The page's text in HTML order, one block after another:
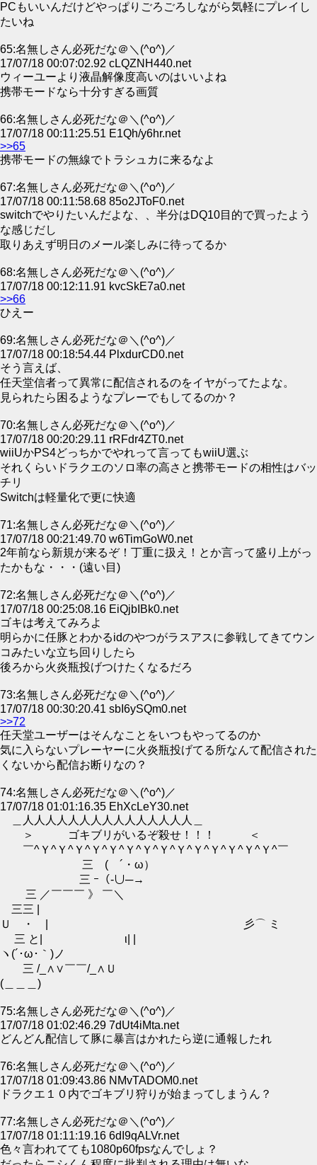
PCもいいんだけどやっぱりごろごろしながら気軽にプレイし
たいね
65:名無しさん必死だな＠＼(^o^)／
17/07/18 00:07:02.92 cLQZNH440.net
ウィーユーより液晶解像度高いのはいいよね
携帯モードなら十分すぎる画質
66:名無しさん必死だな＠＼(^o^)／
17/07/18 00:11:25.51 E1Qh/y6hr.net
>>65
携帯モードの無線でトラシュカに来るなよ
67:名無しさん必死だな＠＼(^o^)／
17/07/18 00:11:58.68 85o2JToF0.net
switchでやりたいんだよな、、半分はDQ10目的で買ったよう
な感じだし
取りあえず明日のメール楽しみに待ってるか
68:名無しさん必死だな＠＼(^o^)／
17/07/18 00:12:11.91 kvcSkE7a0.net
>>66
ひえー
69:名無しさん必死だな＠＼(^o^)／
17/07/18 00:18:54.44 PlxdurCD0.net
そう言えば、
任天堂信者って異常に配信されるのをイヤがってたよな。
見られたら困るようなプレーでもしてるのか？
70:名無しさん必死だな＠＼(^o^)／
17/07/18 00:20:29.11 rRFdr4ZT0.net
wiiUかPS4どっちかでやれって言ってもwiiU選ぶ
それくらいドラクエのソロ率の高さと携帯モードの相性はバッ
チリ
Switchは軽量化で更に快適
71:名無しさん必死だな＠＼(^o^)／
17/07/18 00:21:49.70 w6TimGoW0.net
2年前なら新規が来るぞ！丁重に扱え！とか言って盛り上がっ
たかもな・・・(遠い目)
72:名無しさん必死だな＠＼(^o^)／
17/07/18 00:25:08.16 EiQjbIBk0.net
ゴキは考えてみろよ
明らかに任豚とわかるidのやつがラスアスに参戦してきてウン
コみたいな立ち回りしたら
後ろから火炎瓶投げつけたくなるだろ
73:名無しさん必死だな＠＼(^o^)／
17/07/18 00:30:20.41 sbI6ySQm0.net
>>72
任天堂ユーザーはそんなことをいつもやってるのか
気に入らないプレーヤーに火炎瓶投げてる所なんて配信された
くないから配信お断りなの？
74:名無しさん必死だな＠＼(^o^)／
17/07/18 01:01:16.35 EhXcLeY30.net
＿人人人人人人人人人人人人人人人＿
＞ ゴキブリがいるぞ殺せ！！！ ＜
￣^Ｙ^Ｙ^Ｙ^Ｙ^Ｙ^Ｙ^Ｙ^Ｙ^Ｙ^Ｙ^Ｙ^Ｙ^Ｙ^Ｙ^￣
三 ( ´・ω）
三 ｰ（‐∪─→
三 ／￣￣￣ 》 ￣＼
三三 |
Ｕ ・ | 彡⌒ ミ
三 と| ι| |
ヽ(´･ω･｀)ノ
三 /_∧∨￣￣/_∧Ｕ
(＿＿＿)
75:名無しさん必死だな＠＼(^o^)／
17/07/18 01:02:46.29 7dUt4iMta.net
どんどん配信して豚に暴言はかれたら逆に通報したれ
76:名無しさん必死だな＠＼(^o^)／
17/07/18 01:09:43.86 NMvTADOM0.net
ドラクエ１０内でゴキブリ狩りが始まってしまうん？
77:名無しさん必死だな＠＼(^o^)／
17/07/18 01:11:19.16 6dI9qALVr.net
色々言われてても1080p60fpsなんでしょ？